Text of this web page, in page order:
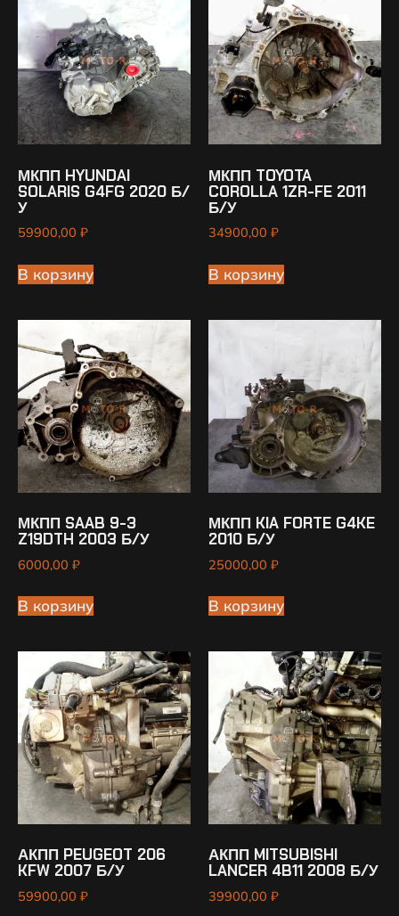
МКПП HYUNDAI
SOLARIS G4FG 2020 Б/
У
59900,00 ₽
В корзину
МКПП TOYOTA
COROLLA 1ZR-FE 2011
Б/У
34900,00 ₽
В корзину
МКПП SAAB 9-3
Z19DTH 2003 Б/У
6000,00 ₽
В корзину
МКПП KIA FORTE G4KE
2010 Б/У
25000,00 ₽
В корзину
АКПП PEUGEOT 206
KFW 2007 Б/У
59900,00 ₽
АКПП MITSUBISHI
LANCER 4B11 2008 Б/У
39900,00 ₽